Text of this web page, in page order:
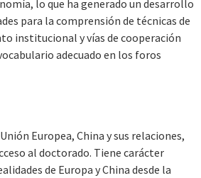
lo que ha generado un desarrollo
para la comprensión de técnicas de
institucional y vías de cooperación
adecuado en los foros
Europea, China y sus relaciones,
al doctorado. Tiene carácter
de Europa y China desde la